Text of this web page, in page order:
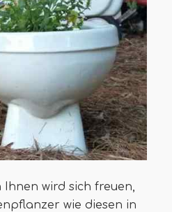
wird sich freuen,
wie diesen in